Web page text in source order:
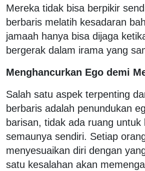
Mereka tidak bisa berpikir
berbaris melatih kesadaran
jamaah hanya bisa dijaga
bergerak dalam irama yang
Menghancurkan Ego demi
Salah satu aspek terpenting
berbaris adalah penundukan
barisan, tidak ada ruang untuk
semaunya sendiri. Setiap
menyesuaikan diri dengan
satu kesalahan akan